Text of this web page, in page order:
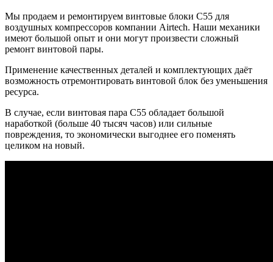
Мы продаем и ремонтируем винтовые блоки C55 для
воздушных компрессоров компании Airtech. Наши механики
имеют большой опыт и они могут произвести сложный
ремонт винтовой пары.
Применение качественных деталей и комплектующих даёт
возможность отремонтировать винтовой блок без уменьшения
ресурса.
В случае, если винтовая пара C55 обладает большой
наработкой (больше 40 тысяч часов) или сильные
повреждения, то экономически выгоднее его поменять
целиком на новый.